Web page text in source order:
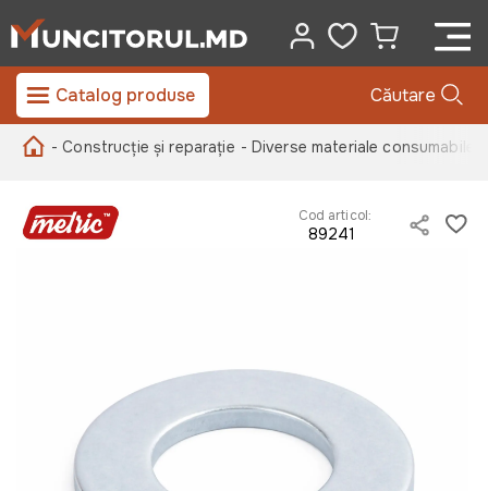
Catalog produse Căutare
- Construcție și reparație - Diverse materiale consumabile
Cod articol:
89241